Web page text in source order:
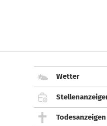
Wetter
Todesanzeigen